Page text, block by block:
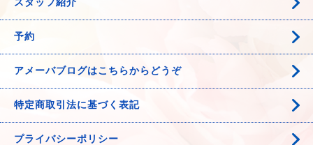
スタッフ紹介
予約
アメーバブログはこちらからどうぞ
特定商取引法に基づく表記
プライバシーポリシー